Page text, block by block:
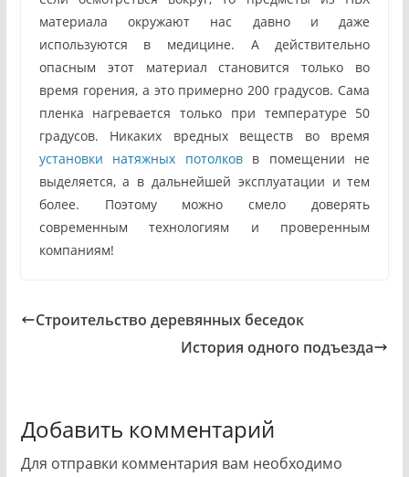
материала окружают нас давно и даже
используются в медицине. А действительно
опасным этот материал становится только во
время горения, а это примерно 200 градусов. Сама
пленка нагревается только при температуре 50
градусов. Никаких вредных веществ во время
установки натяжных потолковв помещении не
выделяется, а в дальнейшей эксплуатации и тем
более. Поэтому можно смело доверять
современным технологиям и проверенным
компаниям!
Строительство деревянных беседок
История одного подъезда
Добавить комментарий
Для отправки комментария вам необходимо